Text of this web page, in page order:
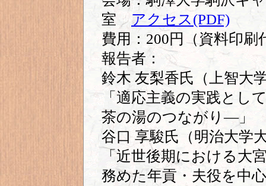
室 アクセス(PDF)
費用：200円（資料印
報告者：
鈴木 友梨香氏（上智大
「適応主義の実践と
茶の湯のつながり―」
谷口 享駿氏（明治大学
「近世後期における大
務めた年貢・夫役を中